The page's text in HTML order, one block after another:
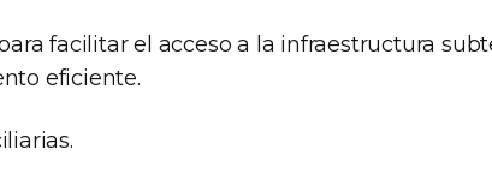
facilitar el acceso a la infraestructura
eficiente.